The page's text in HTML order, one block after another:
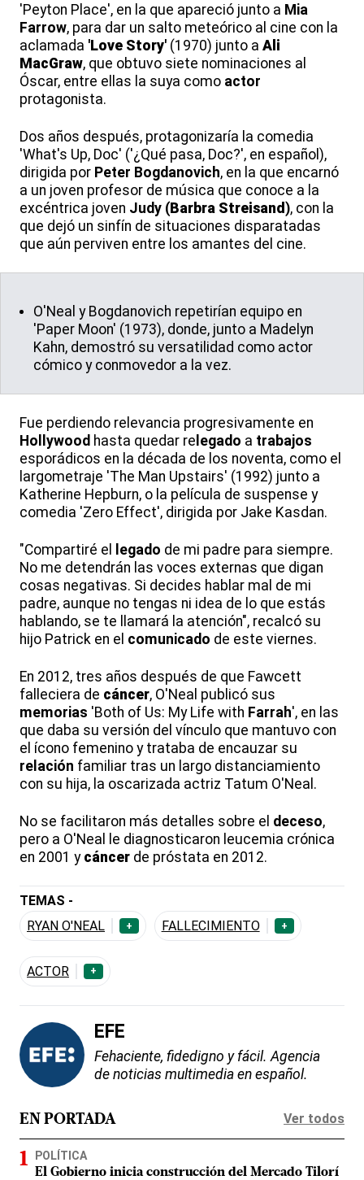
'Peyton Place', en la que apareció junto a Mia
Farrow, para dar un salto meteórico al cine con la
aclamada 'Love Story' (1970) junto a Ali
MacGraw, que obtuvo siete nominaciones al
Óscar, entre ellas la suya como actor
protagonista.
Dos años después, protagonizaría la comedia
'What's Up, Doc' ('¿Qué pasa, Doc?', en español),
dirigida por Peter Bogdanovich, en la que encarnó
a un joven profesor de música que conoce a la
excéntrica joven Judy (Barbra Streisand ), con la
que dejó un sinfín de situaciones disparatadas
que aún perviven entre los amantes del cine.
O'Neal y Bogdanovich repetirían equipo en
'Paper Moon' (1973), donde, junto a Madelyn
Kahn, demostró su versatilidad como actor
cómico y conmovedor a la vez.
Fue perdiendo relevancia progresivamente en
Hollywood hasta quedar re legado a trabajos
esporádicos en la década de los noventa, como el
largometraje 'The Man Upstairs' (1992) junto a
Katherine Hepburn, o la película de suspense y
comedia 'Zero Effect', dirigida por Jake Kasdan.
"Compartiré el legado de mi padre para siempre.
No me detendrán las voces externas que digan
cosas negativas. Si decides hablar mal de mi
padre, aunque no tengas ni idea de lo que estás
hablando, se te llamará la atención", recalcó su
hijo Patrick en el comunicado de este viernes.
En 2012, tres años después de que Fawcett
falleciera de cáncer, O'Neal publicó sus
memorias 'Both of Us: My Life with Farrah', en las
que daba su versión del vínculo que mantuvo con
el ícono femenino y trataba de encauzar su
relación familiar tras un largo distanciamiento
con su hija, la oscarizada actriz Tatum O'Neal.
No se facilitaron más detalles sobre el deceso,
pero a O'Neal le diagnosticaron leucemia crónica
en 2001 y cáncer de próstata en 2012.
TEMAS -
RYAN O'NEAL
+ FALLECIMIENTO +
ACTOR +
EFE
Fehaciente, fidedigno y fácil. Agencia
de noticias multimedia en español.
EN PORTADA Ver todos
POLÍTICA
El Gobierno inicia construcción del Mercado Tilorí